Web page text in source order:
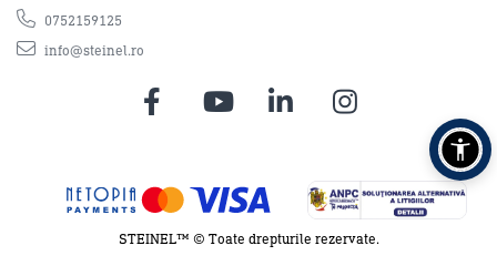
Garantie producator 3 ani
Dimensiuni (L x B x H):
0752159125
info@steinel.ro
STEINEL™ © Toate drepturile rezervate.